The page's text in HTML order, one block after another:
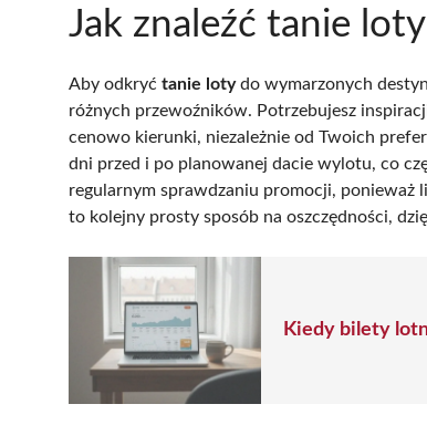
Jak znaleźć tanie
Aby odkryć tanie lotydo wymarzonych
różnych przewoźników. Potrzebujesz
cenowo kierunki, niezależnie od Twoich
dni przed i po planowanej dacie wylotu, co
regularnym sprawdzaniu promocji, ponieważ
to kolejny prosty sposób na oszczędności,
Kiedy bilety